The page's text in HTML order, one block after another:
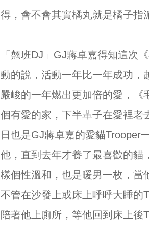
得，會不會其實橘丸就是橘子指
「翹班DJ」GJ蔣卓嘉得知這次
動的說，活動一年比一年成功，
嚴峻的一年燃出更加倍的愛，《
個有愛的家，下半輩子在愛裡老
日也是GJ蔣卓嘉的愛貓Trooper
他，直到去年才養了最喜歡的貓
樣個性溫和，也是暖男一枚，當
不管在沙發上或床上呼呼大睡的
陪著他上廁所，等他回到床上後